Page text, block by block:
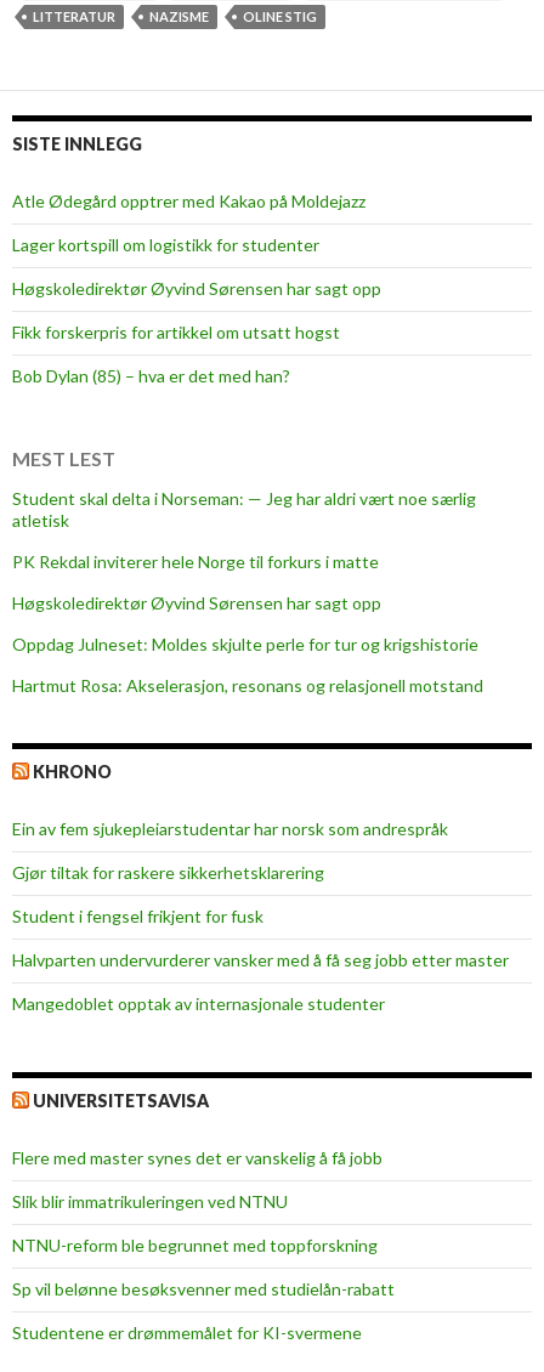
a
n
a
z
-
b
r
a
B
ø
r
s
f
e
s
t
v
a
t
a
r
t
e
t
i
LITTERATUR
NAZISME OLINE STIG
SISTE INNLEGG
Atle Ødegård opptrer med Kakao på Moldejazz
Lager kortspill om logistikk for studenter
Høgskoledirektør Øyvind Sørensen har sagt opp
Fikk forskerpris for artikkel om utsatt hogst
Bob Dylan (85) – hva er det med han?
MEST LEST
Student skal delta i Norseman: — Jeg har aldri vært noe særlig
atletisk
PK Rekdal inviterer hele Norge til forkurs i matte
Høgskoledirektør Øyvind Sørensen har sagt opp
Oppdag Julneset: Moldes skjulte perle for tur og krigshistorie
Hartmut Rosa: Akselerasjon, resonans og relasjonell motstand
KHRONO
Ein av fem sjukepleiar­studentar har norsk som andrespråk
Gjør tiltak for raskere sikkerhets­klarering
Student i fengsel frikjent for fusk
Halvparten undervurderer vansker med å få seg jobb etter master
Mangedoblet opptak av internasjonale studenter
UNIVERSITETSAVISA
Flere med master synes det er vanskelig å få jobb
Slik blir immatrikuleringen ved NTNU
NTNU-reform ble begrunnet med toppforskning
Sp vil belønne besøksvenner med studielån-rabatt
Studentene er drømmemålet for KI-svermene